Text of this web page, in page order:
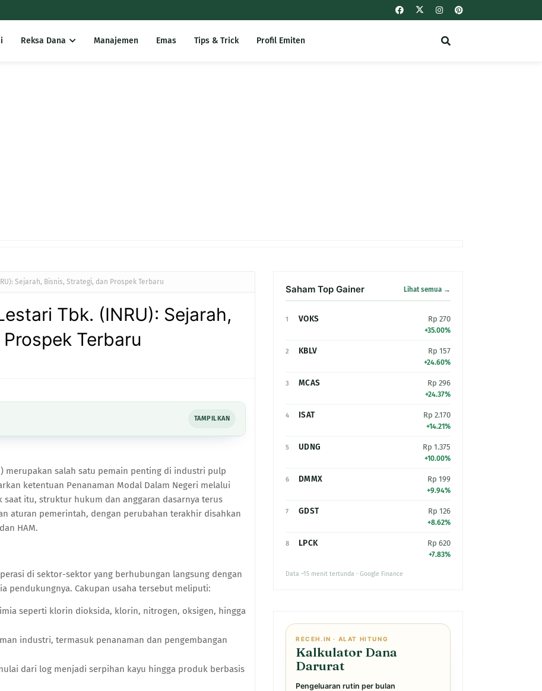
Reksa Dana Manajemen Emas Tips & Trick Profil Emiten
Sejarah, Bisnis, Strategi, dan Prospek Terbaru
Tbk. (INRU): Sejarah,
Terbaru
TAMPILKAN
merupakan salah satu pemain penting di industri pulp
ketentuan Penanaman Modal Dalam Negeri melalui
saat itu, struktur hukum dan anggaran dasarnya terus
aturan pemerintah, dengan perubahan terakhir disahkan
HAM.
di sektor-sektor yang berhubungan langsung dengan
pendukungnya. Cakupan usaha tersebut meliputi:
seperti klorin dioksida, klorin, nitrogen, oksigen, hingga
industri, termasuk penanaman dan pengembangan
dari log menjadi serpihan kayu hingga produk berbasis
Saham Top Gainer Lihat semua →
1 VOKS Rp 270
+35.00%
2 KBLV Rp 157
+24.60%
3 MCAS Rp 296
+24.37%
4 ISAT Rp 2.170
+14.21%
5 UDNG Rp 1.375
+10.00%
6 DMMX Rp 199
+9.94%
7 GDST Rp 126
+8.62%
8 LPCK Rp 620
+7.83%
Data ~15 menit tertunda · Google Finance
RECEH.IN · ALAT HITUNG
Kalkulator Dana
Darurat
Pengeluaran rutin per bulan